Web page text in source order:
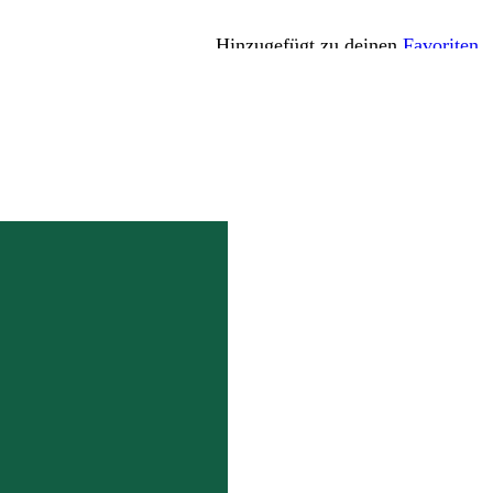
Hinzugefügt zu deinen Favoriten